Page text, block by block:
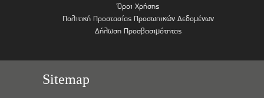
Όροι Χρήσης
Πολιτική Προστασίας Προσωπικών Δεδομένων
Δήλωση Προσβασιμότητας
Sitemap